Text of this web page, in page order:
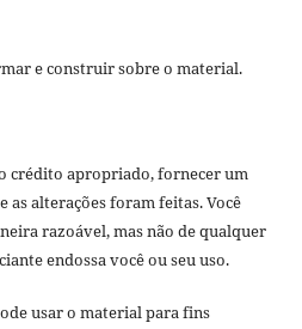
e construir sobre o material.
crédito apropriado, fornecer um
as alterações foram feitas. Você
razoável, mas não de qualquer
endossa você ou seu uso.
usar o material para fins